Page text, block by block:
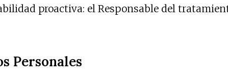
proactiva: el Responsable del
Personales